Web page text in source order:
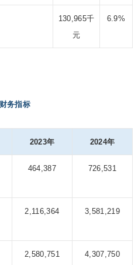
130,965千
元
6.9%
务指标
2023年 2024年
464,387 726,531
2,116,364 3,581,219
2,580,751 4,307,750